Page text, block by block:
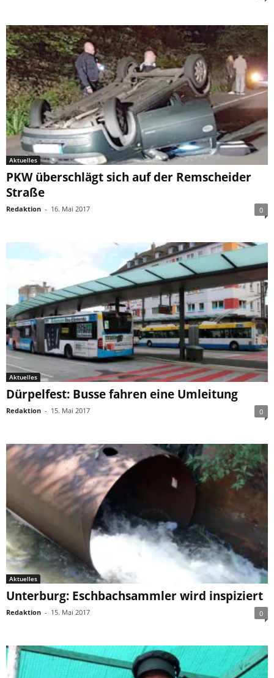
Aktuelles
PKW überschlägt sich auf der Remscheider
Straße
Redaktion - 16. Mai 2017 0
Aktuelles
Dürpelfest: Busse fahren eine Umleitung
Redaktion - 15. Mai 2017 0
Aktuelles
Unterburg: Eschbachsammler wird inspiziert
Redaktion - 15. Mai 2017 0